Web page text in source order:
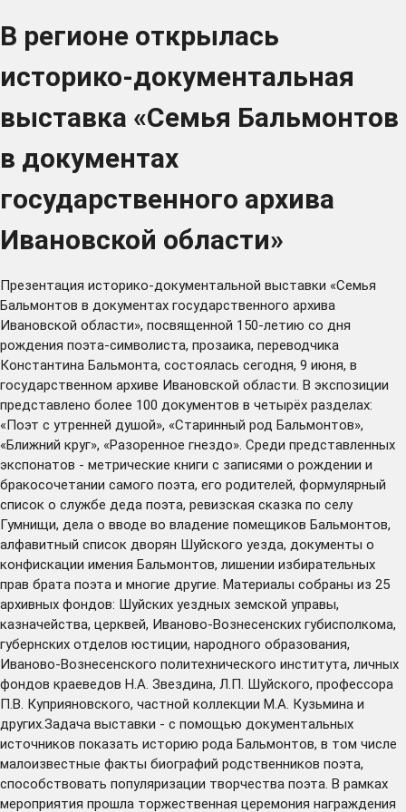
В регионе открылась
историко-документальная
выставка «Семья Бальмонтов
в документах
государственного архива
Ивановской области»
Презентация историко-документальной выставки «Семья
Бальмонтов в документах государственного архива
Ивановской области», посвященной 150-летию со дня
рождения поэта-символиста, прозаика, переводчика
Константина Бальмонта, состоялась сегодня, 9 июня, в
государственном архиве Ивановской области. В экспозиции
представлено более 100 документов в четырёх разделах:
«Поэт с утренней душой», «Старинный род Бальмонтов»,
«Ближний круг», «Разоренное гнездо». Среди представленных
экспонатов - метрические книги с записями о рождении и
бракосочетании самого поэта, его родителей, формулярный
список о службе деда поэта, ревизская сказка по селу
Гумнищи, дела о вводе во владение помещиков Бальмонтов,
алфавитный список дворян Шуйского уезда, документы о
конфискации имения Бальмонтов, лишении избирательных
прав брата поэта и многие другие. Материалы собраны из 25
архивных фондов: Шуйских уездных земской управы,
казначейства, церквей, Иваново-Вознесенских губисполкома,
губернских отделов юстиции, народного образования,
Иваново-Вознесенского политехнического института, личных
фондов краеведов Н.А. Звездина, Л.П. Шуйского, профессора
П.В. Куприяновского, частной коллекции М.А. Кузьмина и
других.Задача выставки - с помощью документальных
источников показать историю рода Бальмонтов, в том числе
малоизвестные факты биографий родственников поэта,
способствовать популяризации творчества поэта. В рамках
мероприятия прошла торжественная церемония награждения